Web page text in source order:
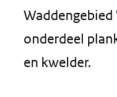
Waddengebied
onderdeel
en kwelder.